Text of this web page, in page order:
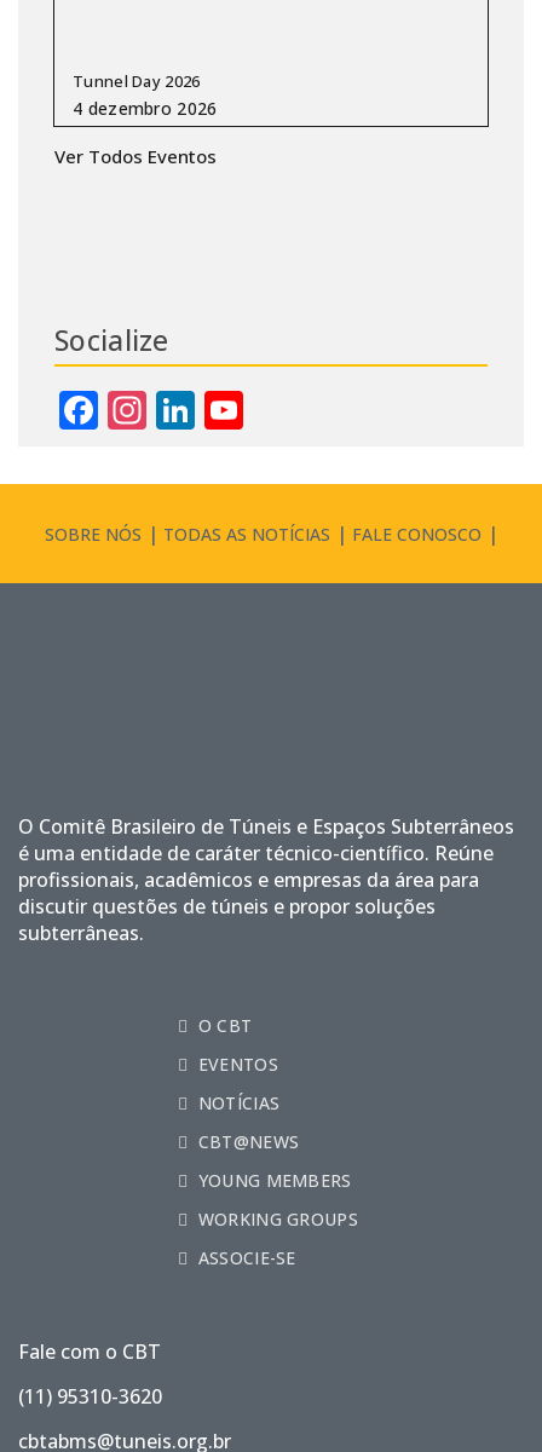
Tunnel Day 2026
Ver Todos Eventos
Socialize
Facebook
Instagram
LinkedIn
SOBRE NÓS TODAS AS NOTÍCIAS FALE CONOSCO
O Comitê Brasileiro de Túneis e Espaços Subterrâneos
é uma entidade de caráter técnico-científico. Reúne
profissionais, acadêmicos e empresas da área para
discutir questões de túneis e propor soluções
subterrâneas.
O CBT
EVENTOS
NOTÍCIAS
CBT@NEWS
YOUNG MEMBERS
WORKING GROUPS
ASSOCIE-SE
Fale com o CBT
(11) 95310-3620
cbtabms@tuneis.org.br